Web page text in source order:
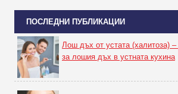
ПОСЛЕДНИ ПУБЛИКАЦИИ
Лош дъх от устата (халитоза)
за лошия дъх в устната кухина